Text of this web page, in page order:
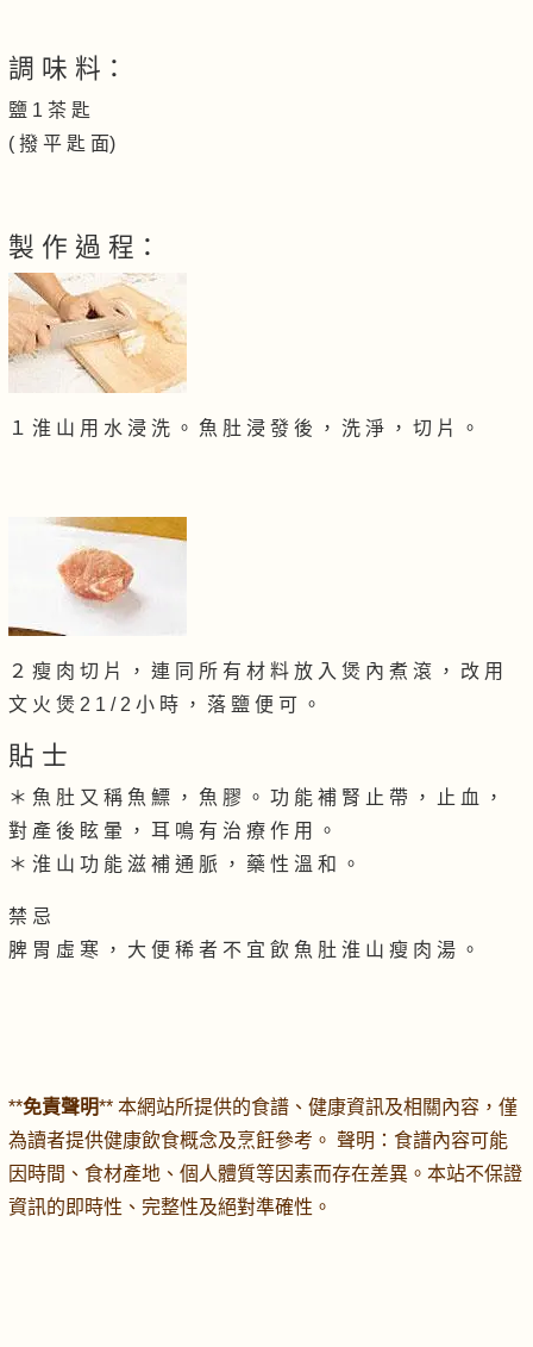
調 味 料：
鹽 1 茶 匙
( 撥 平 匙 面)
製 作 過 程：
１ 淮 山 用 水 浸 洗 。 魚 肚 浸 發 後 ， 洗 淨 ， 切 片 。
２ 瘦 肉 切 片 ， 連 同 所 有 材 料 放 入 煲 內 煮 滾 ， 改 用
文 火 煲 2 1 / 2 小 時 ， 落 鹽 便 可 。
貼 士
＊ 魚 肚 又 稱 魚 鰾 ， 魚 膠 。 功 能 補 腎 止 帶 ， 止 血 ，
對 產 後 眩 暈 ， 耳 鳴 有 治 療 作 用 。
＊ 淮 山 功 能 滋 補 通 脈 ， 藥 性 溫 和 。
禁 忌
脾 胃 虛 寒 ， 大 便 稀 者 不 宜 飲 魚 肚 淮 山 瘦 肉 湯 。
**免責聲明** 本網站所提供的食譜、健康資訊及相關內容，僅
為讀者提供健康飲食概念及烹飪參考。 聲明：食譜內容可能
因時間、食材產地、個人體質等因素而存在差異。本站不保證
資訊的即時性、完整性及絕對準確性。